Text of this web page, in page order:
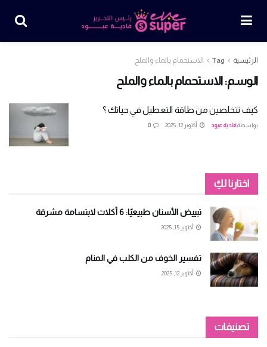
الرئيسية Tag الاستحمام بالماء والملح
الوسم:الاستحمام بالماء والملح
كيف تتخلصين من طاقة التعطيل في حياتك ؟
بواسطةفادية عبود أكتوبر 12, 2025 0
اختارنا لكِ
تبييض الأسنان طبيعيًا: 6 أكلات لابتسامة مشرقة
أكتوبر 15, 2025
تفسير الخوف من الكلب في المنام
أكتوبر 12, 2025
تصنيفات